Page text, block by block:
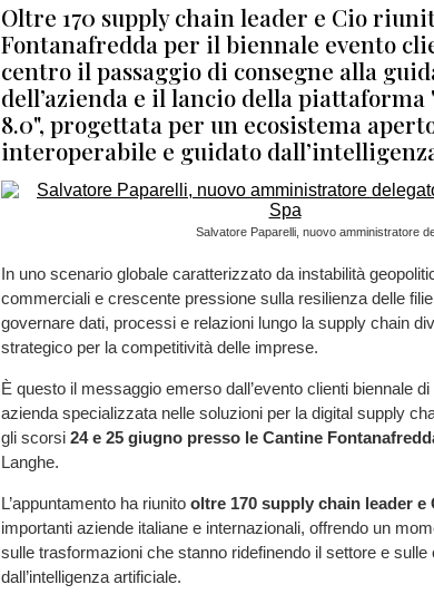
Oltre 170 supply chain leader e Cio
Fontanafredda per il biennale evento
centro il passaggio di consegne alla
dell’azienda e il lancio della piattaforma
8.0", progettata per un ecosistema
interoperabile e guidato
Salvatore Paparelli, nuovo amministratore
In uno scenario globale caratterizzato da instabilità
commerciali e crescente pressione sulla resilienza delle
governare dati, processi e relazioni lungo la supply chain
strategico per la competitività delle imprese.
È questo il messaggio emerso dall’evento clienti biennale di
azienda specializzata nelle soluzioni per la digital supply
gli scorsi 24 e 25 giugno presso le Cantine
Langhe.
L’appuntamento ha riunito oltre 170 supply chain leader e
importanti aziende italiane e internazionali, offrendo un
sulle trasformazioni che stanno ridefinendo il settore e sulle
dall’intelligenza artificiale.